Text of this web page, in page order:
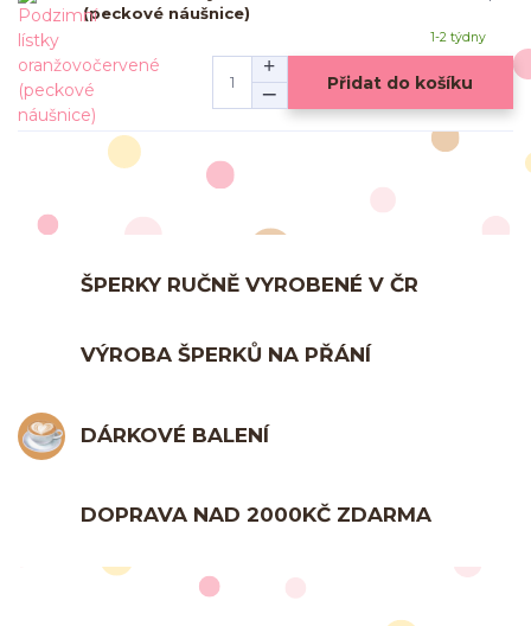
(peckové náušnice)
1-2 týdny
Přidat do košíku
ŠPERKY RUČNĚ VYROBENÉ V ČR
VÝROBA ŠPERKŮ NA PŘÁNÍ
DÁRKOVÉ BALENÍ
DOPRAVA NAD 2000KČ ZDARMA